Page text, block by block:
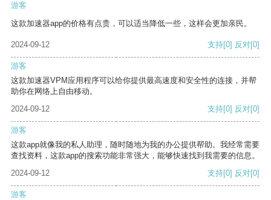
游客
这款加速器app的价格有点贵，可以适当降低一些，这样会更加亲民。
2024-09-12 支持[0] 反对[0]
游客
这款加速器VPM应用程序可以给你提供最高速度和安全性的连接，并帮
助你在网络上自由移动。
2024-09-12
支持[0] 反对[0]
游客
这款app就像我的私人助理，随时随地为我的办公提供帮助。我经常需要
查找资料，这款app的搜索功能非常强大，能够快速找到我需要的信息。
2024-09-12
支持[0] 反对[0]
游客